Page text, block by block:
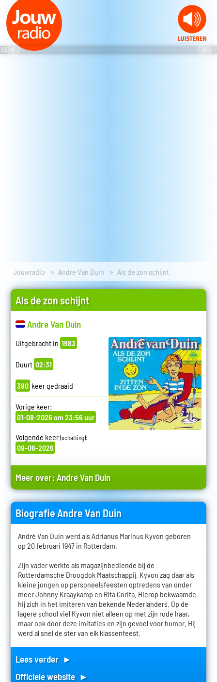
Jouwradio Andre Van Duin Als de zon schijnt
Als de zon schijnt
Andre Van Duin
Uitgebracht in 1983
Duurt 02:31
390 keer gedraaid
Vorige keer:
01-08-2026 om 23:56 uur
Volgende keer(schatting):
09-08-2026
Meer over:Andre Van Duin
Biografie Andre Van Duin
André Van Duin werd als Adrianus Marinus Kyvon geboren
op 20 februari 1947 in Rotterdam.
Zijn vader werkte als magazijnbediende bij de
Rotterdamsche Droogdok Maatschappij. Kyvon zag daar als
kleine jongen op personeelsfeesten optredens van onder
meer Johnny Kraaykamp en Rita Corita. Hierop bekwaamde
hij zich in het imiteren van bekende Nederlanders. Op de
lagere school viel Kyvon niet alleen op met zijn rode haar,
maar ook door deze imitaties en zijn gevoel voor humor. Hij
werd al snel de ster van elk klassenfeest.
Lees verder ►
Officiele website ►